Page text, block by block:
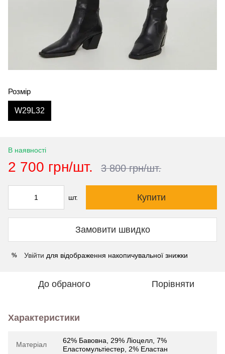
Розмір
W29L32
В наявності
2 700 грн/шт. 3 800 грн/шт.
шт. Купити
Замовити швидко
% Увійти для відображення накопичувальної знижки
До обраного Порівняти
Характеристики
Матеріал
62% Бавовна, 29% Ліоцелл, 7%
Еластомультіестер, 2% Еластан